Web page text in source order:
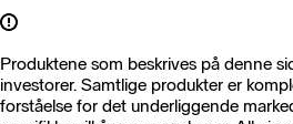
Produktene som beskrives på denne
investorer. Samtlige produkter er
forståelse for det underliggende